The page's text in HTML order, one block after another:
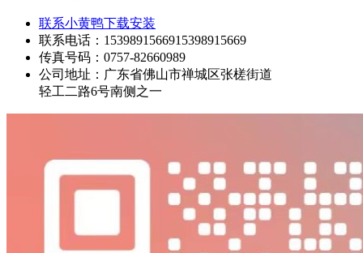
联系小黄鸭下载安装
联系电话：1539891566915398915669
传真号码：0757-82660989
公司地址：广东省佛山市禅城区张槎街道
轻工二路6号南侧之一